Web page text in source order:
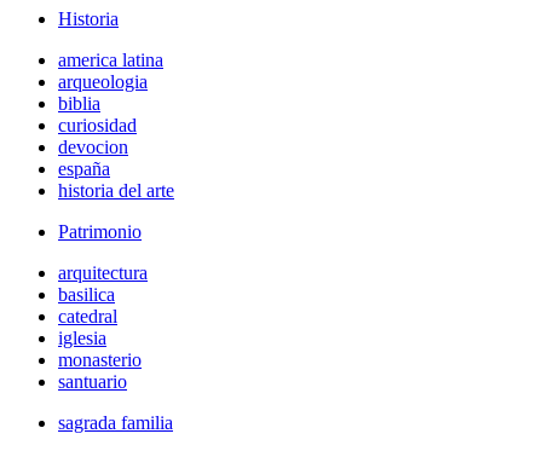
Historia
america latina
arqueologia
biblia
curiosidad
devocion
españa
historia del arte
Patrimonio
arquitectura
basilica
catedral
iglesia
monasterio
santuario
sagrada familia